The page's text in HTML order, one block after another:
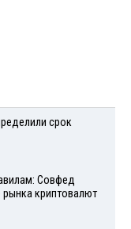
срок
Совфед
рынка криптовалют